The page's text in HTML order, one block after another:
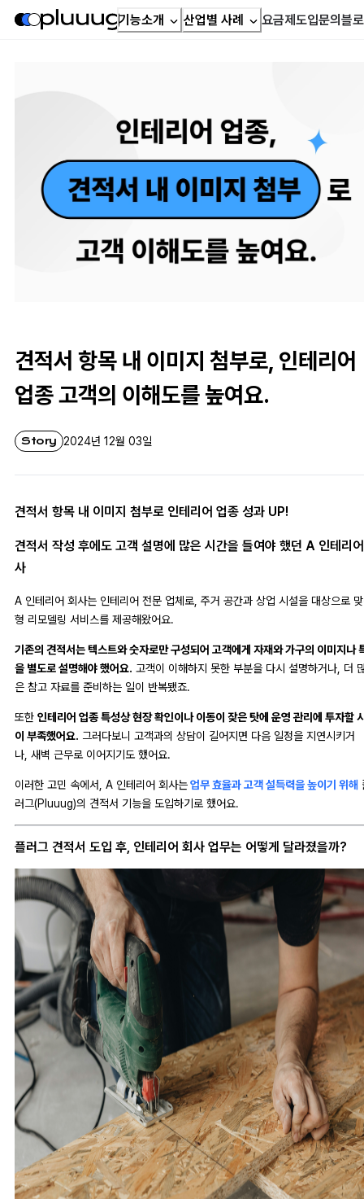
기능소개 산업별 사례 요금제 도입문의 블
견적서 항목 내 이미지 첨부로, 인테리어
업종 고객의 이해도를 높여요.
Story 2024년 12월 03일
견적서 항목 내 이미지 첨부로 인테리어 업종 성과 UP!
견적서 작성 후에도 고객 설명에 많은 시간을 들여야 했던 A 인테리
사
A 인테리어 회사는 인테리어 전문 업체로, 주거 공간과 상업 시설을 대상으로
형 리모델링 서비스를 제공해왔어요.
기존의 견적서는 텍스트와 숫자로만 구성되어 고객에게 자재와 가구의 이미지나
을 별도로 설명해야 했어요. 고객이 이해하지 못한 부분을 다시 설명하거나, 더
은 참고 자료를 준비하는 일이 반복됐죠.
또한 인테리어 업종 특성상 현장 확인이나 이동이 잦은 탓에 운영 관리에 투자할
이 부족했어요. 그러다보니 고객과의 상담이 길어지면 다음 일정을 지연시키거
나, 새벽 근무로 이어지기도 했어요.
이러한 고민 속에서, A 인테리어 회사는업무 효율과 고객 설득력을 높이기 위해
러그(Pluuug)의 견적서 기능을 도입하기로 했어요.
플러그 견적서 도입 후, 인테리어 회사 업무는 어떻게 달라졌을까?